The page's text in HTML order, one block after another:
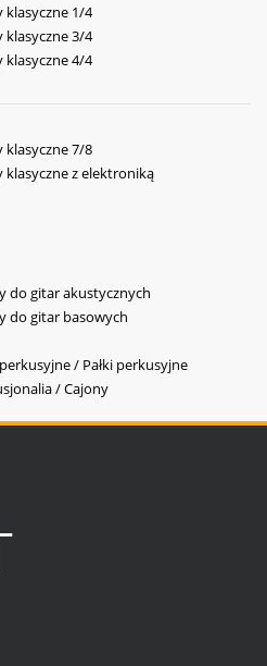
klasyczne 1/4
klasyczne 3/4
klasyczne 4/4
klasyczne 7/8
klasyczne z elektroniką
do gitar akustycznych
do gitar basowych
/ Pałki perkusyjne
/ Cajony